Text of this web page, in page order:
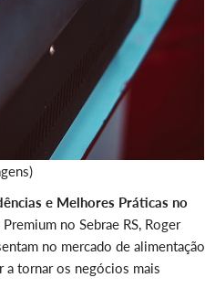
e Melhores Práticas no
no Sebrae RS, Roger
no mercado de alimentação
a tornar os negócios mais